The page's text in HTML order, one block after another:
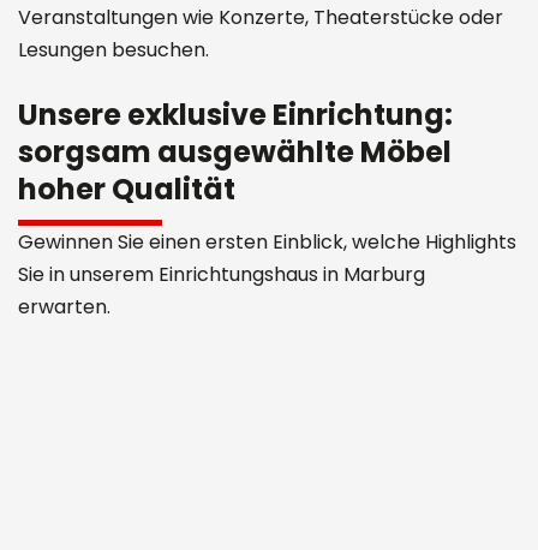
Veranstaltungen wie Konzerte, Theaterstücke oder
Lesungen besuchen.
Unsere exklusive Einrichtung:
sorgsam ausgewählte Möbel
hoher Qualität
Gewinnen Sie einen ersten Einblick, welche Highlights
Sie in unserem Einrichtungshaus in Marburg
erwarten.